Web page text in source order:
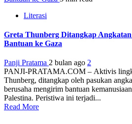
Literasi
Greta Thunberg Ditangkap
Bantuan ke Gaza
Panji Pratama 2 bulan ago 2
PANJI-PRATAMA.COM – Aktivis
Thunberg, ditangkap oleh pasukan
berusaha mengirim bantuan
Palestina. Peristiwa ini terjadi...
Read More